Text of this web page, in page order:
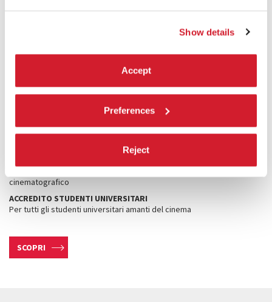
Show details
Accept
Preferences
Reject
Professionisti dell’industria audiovisiva e altre figure professionali
ACCREDITO FILM DELEGATION
Professionisti che hanno collaborato alla realizzazione dei film
Per chi opera in ambito cinematografico sotto il profilo culturale e per
cinematografico
ACCREDITO STUDENTI UNIVERSITARI
Per tutti gli studenti universitari amanti del cinema
SCOPRI